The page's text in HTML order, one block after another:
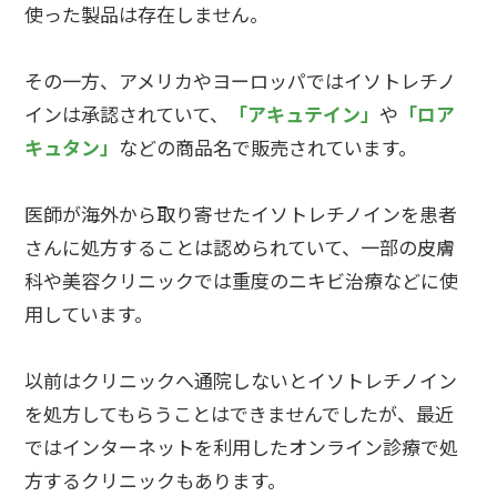
使った製品は存在しません。
その一方、アメリカやヨーロッパではイソトレチノ
インは承認されていて、
「アキュテイン」 や 「ロア
キュタン」 などの商品名で販売されています。
医師が海外から取り寄せたイソトレチノインを患者
さんに処方することは認められていて、一部の皮膚
科や美容クリニックでは重度のニキビ治療などに使
用しています。
以前はクリニックへ通院しないとイソトレチノイン
を処方してもらうことはできませんでしたが、最近
ではインターネットを利用したオンライン診療で処
方するクリニックもあります。